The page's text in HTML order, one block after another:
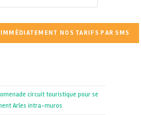
circuit touristique pour se
Arles intra-muros